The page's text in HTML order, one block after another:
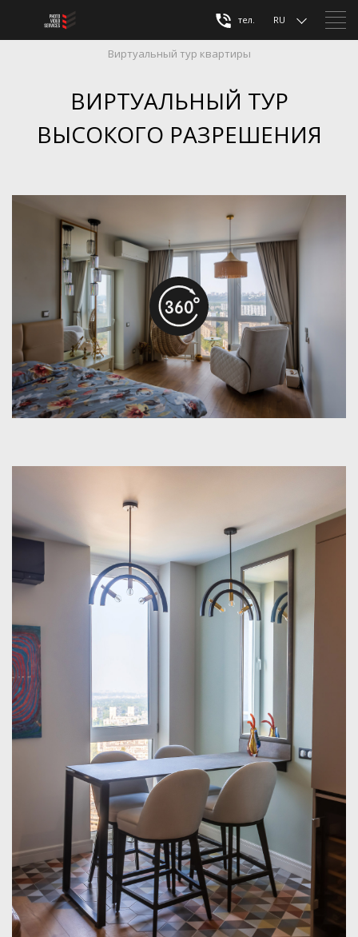
тел. RU
Виртуальный тур квартиры
ВИРТУАЛЬНЫЙ ТУР
ВЫСОКОГО РАЗРЕШЕНИЯ